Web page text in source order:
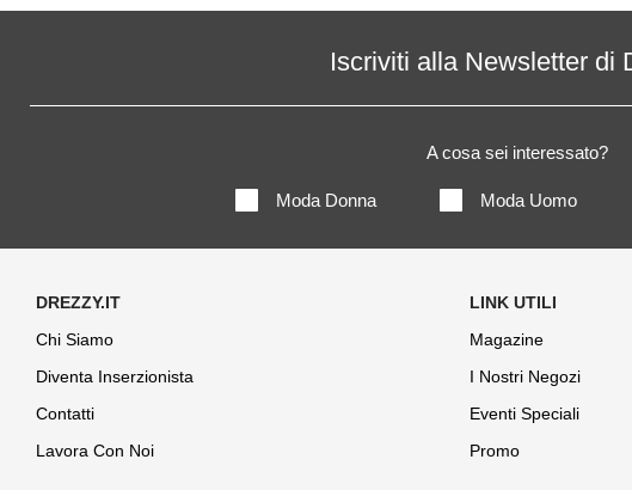
Iscriviti alla Newsletter di
A cosa sei interessato?
Moda Donna Moda Uomo
Chi Siamo
Diventa Inserzionista
Contatti
Lavora Con Noi
Magazine
I Nostri Negozi
Eventi Speciali
Promo